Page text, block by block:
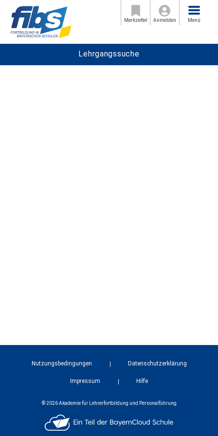
Merkzettel Anmelden
Menü
Menü
Lehrgangssuche
Nutzungsbedingungen Datenschutzerklärung
Impressum Hilfe
© 2026 Akademie für Lehrerfortbildung und Personalführung